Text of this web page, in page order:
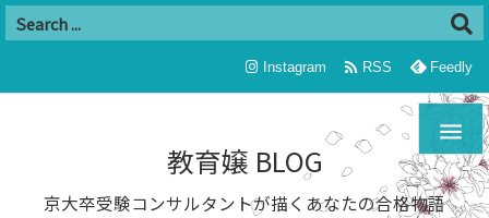
教育嬢 BLOG
京大卒受験コンサルタントが描くあなたの合格物語

Instagram  RSS Feedly